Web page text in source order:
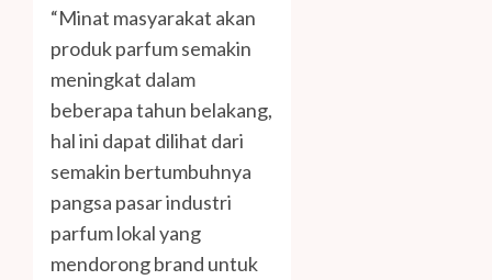
“Minat masyarakat akan
produk parfum semakin
meningkat dalam
beberapa tahun belakang,
hal ini dapat dilihat dari
semakin bertumbuhnya
pangsa pasar industri
parfum lokal yang
mendorong brand untuk